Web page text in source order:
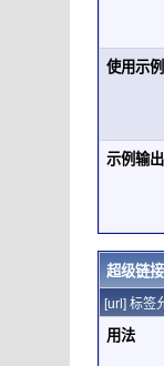
使用示例
示例输
超级链
[url] 标签
用法